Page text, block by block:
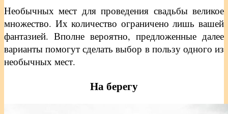
Необычных мест для проведения свадьбы великое
множество. Их количество ограничено лишь вашей
фантазией. Вполне вероятно, предложенные далее
варианты помогут сделать выбор в пользу одного из
необычных мест.
На берегу